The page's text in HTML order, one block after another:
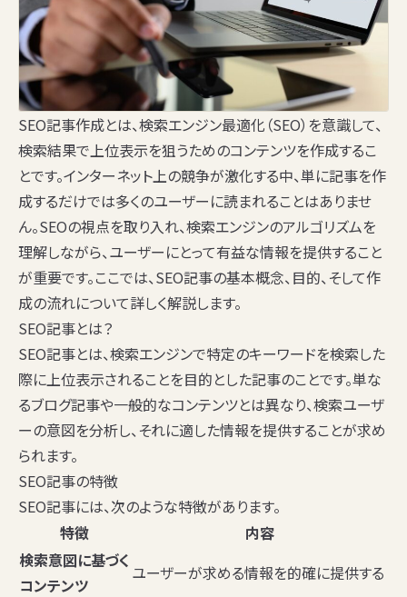
SEO記事作成とは、検索エンジン最適化（SEO）を意識して、
検索結果で上位表示を狙うためのコンテンツを作成するこ
とです。インターネット上の競争が激化する中、単に記事を作
成するだけでは多くのユーザーに読まれることはありませ
ん。SEOの視点を取り入れ、検索エンジンのアルゴリズムを
理解しながら、ユーザーにとって有益な情報を提供すること
が重要です。ここでは、SEO記事の基本概念、目的、そして作
成の流れについて詳しく解説します。
SEO記事とは？
SEO記事とは、検索エンジンで特定のキーワードを検索した
際に上位表示されることを目的とした記事のことです。単な
るブログ記事や一般的なコンテンツとは異なり、検索ユーザ
ーの意図を分析し、それに適した情報を提供することが求め
られます。
SEO記事の特徴
SEO記事には、次のような特徴があります。
特徴
内容
検索意図に基づく
コンテンツ
ユーザーが求める情報を的確に提供する